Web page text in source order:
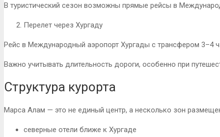
В туристический сезон возможны прямые рейсы в
Перелет через Хургаду
Рейс в Международный аэропорт Хургады с трансфером 3–4
Важно учитывать длительность дороги, особенно при
Структура курорта
Марса Алам — это не единый центр, а несколько зон
северные отели ближе к Хургаде